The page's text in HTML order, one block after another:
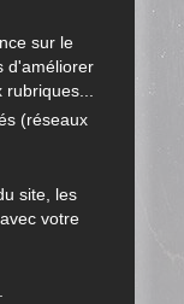
sur le
d'améliorer
(réseaux
site, les
votre